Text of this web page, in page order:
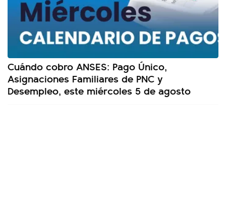
Cuándo cobro ANSES: Pago Único,
Asignaciones Familiares de PNC y
Desempleo, este miércoles 5 de agosto